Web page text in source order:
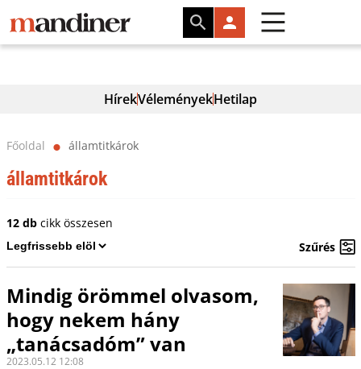
HírekVéleményekHetilap
Főoldal ⬤ államtitkárok
államtitkárok
12 dbcikk összesen
Szűrés
Mindig örömmel olvasom,
hogy nekem hány
„tanácsadóm” van
2023.05.12 12:08